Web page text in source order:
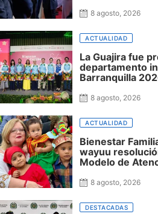
para La Guajira
8 agosto, 2026
ACTUALIDAD
La Guajira fue
departamento
Barranquilla
8 agosto, 2026
ACTUALIDAD
Bienestar
wayuu
Modelo de
8 agosto, 2026
DESTACADAS